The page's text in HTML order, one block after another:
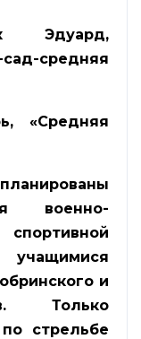
Эдуард,
средняя
«Средняя
военно-
и
Только
стрельбе